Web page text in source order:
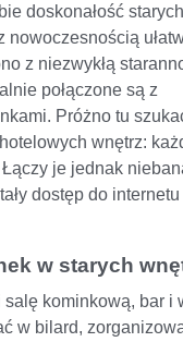
doskonałość
nowoczesnością
z niezwykłą
połączone są z
Próżno tu
wnętrz:
je jednak
dostęp do
w starych
kominkową, bar i
w bilard,